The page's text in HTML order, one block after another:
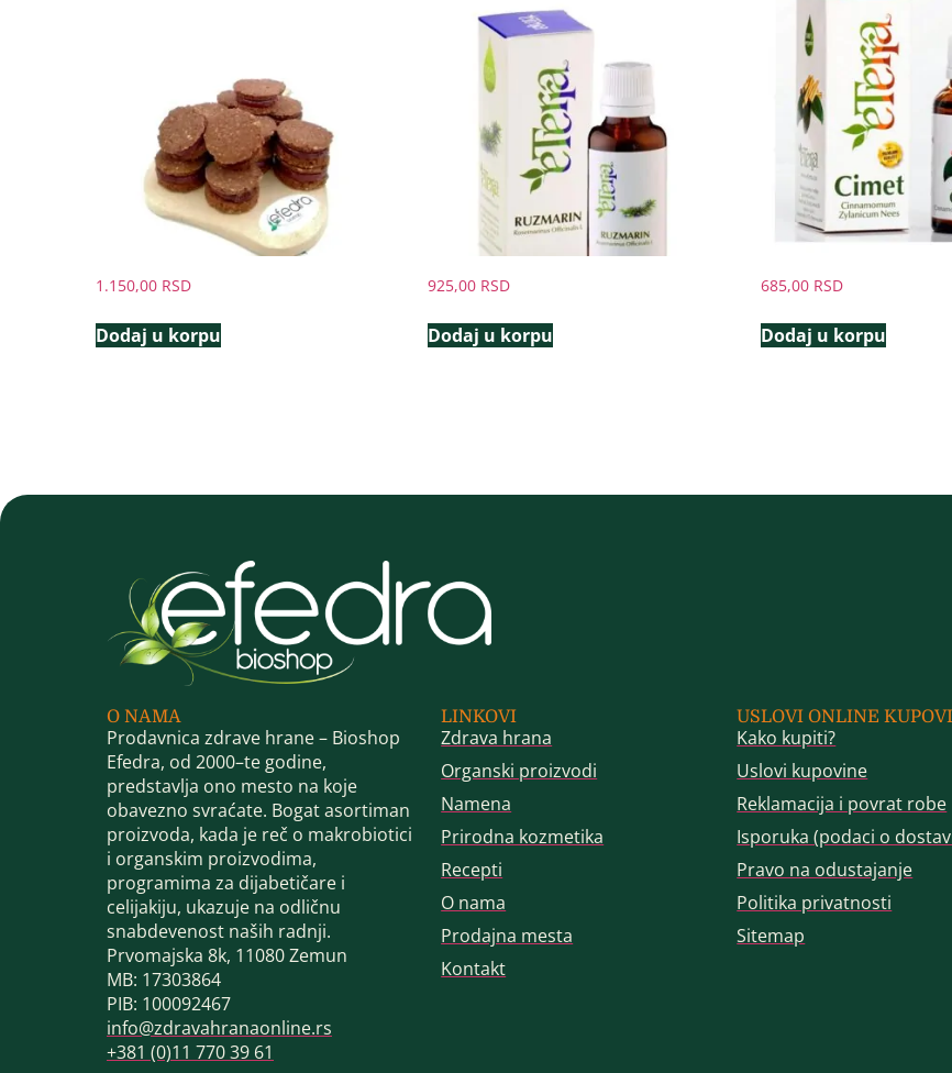
1.150,00 RSD
Dodaj u korpu
925,00 RSD
Dodaj u korpu
685,00 RSD
Dodaj u korpu
O NAMA
Prodavnica zdrave hrane – Bioshop
Efedra, od 2000–te godine,
predstavlja ono mesto na koje
obavezno svraćate. Bogat asortiman
proizvoda, kada je reč o makrobiotici
i organskim proizvodima,
programima za dijabetičare i
celijakiju, ukazuje na odličnu
snabdevenost naših radnji.
Prvomajska 8k, 11080 Zemun
MB: 17303864
PIB: 100092467
info@zdravahranaonline.rs
+381 (0)11 770 39 61
LINKOVI
Zdrava hrana
Organski proizvodi
Namena
Prirodna kozmetika
Recepti
O nama
Prodajna mesta
Kontakt
USLOVI ONLINE
Kako kupiti?
Uslovi kupovine
Reklamacija i povrat robe
Isporuka (podaci o
Pravo na odustajanje
Politika privatnosti
Sitemap